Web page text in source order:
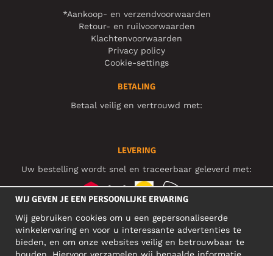
*Aankoop- en verzendvoorwaarden
Retour- en ruilvoorwaarden
Klachtenvoorwaarden
Privacy policy
Cookie-settings
BETALING
Betaal veilig en vertrouwd met:
LEVERING
Uw bestelling wordt snel en traceerbaar geleverd met:
SOCIAL MEDIA
WIJ GEVEN JE EEN PERSOONLIJKE ERVARING
Wij gebruiken cookies om u een gepersonaliseerde
winkelervaring en voor u interessante advertenties te
bieden, en om onze websites veilig en betrouwbaar te